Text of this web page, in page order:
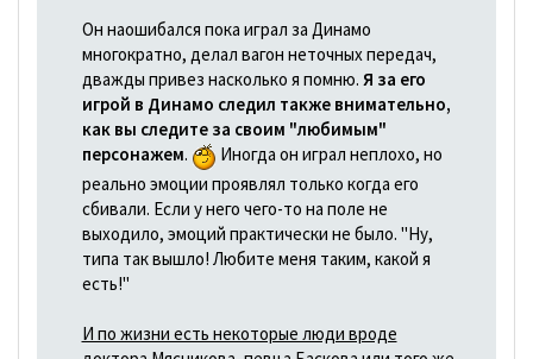
Он наошибался пока играл за Динамо
многократно, делал вагон неточных передач,
дважды привез насколько я помню. Я за его
игрой в Динамо следил также внимательно,
как вы следите за своим "любимым"
персонажем.
Иногда он играл неплохо, но
реально эмоции проявлял только когда его
сбивали. Если у него чего-то на поле не
выходило, эмоций практически не было. "Ну,
типа так вышло! Любите меня таким, какой я
есть!"
И по жизни есть некоторые люди вроде